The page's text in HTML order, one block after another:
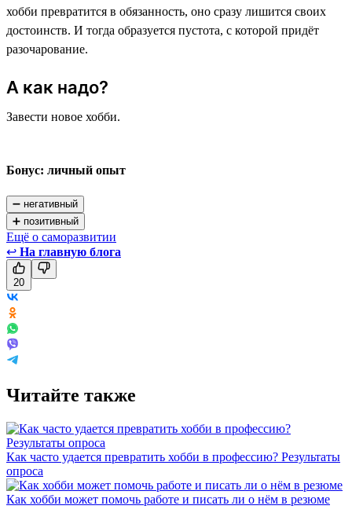
хобби превратится в обязанность, оно сразу лишится своих
достоинств. И тогда образуется пустота, с которой придёт
разочарование.
А как надо?
Завести новое хобби.
Бонус: личный опыт
➖ негативный
➕ позитивный
Ещё о саморазвитии
↩ На главную блога
20
Читайте также
Как часто удается превратить хобби в профессию? Результаты
опроса
Как хобби может помочь работе и писать ли о нём в резюме